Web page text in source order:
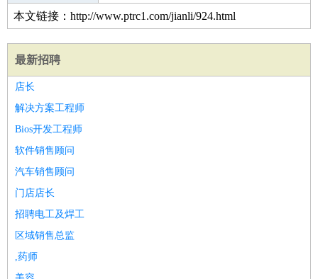
本文链接：http://www.ptrc1.com/jianli/924.html
最新招聘
店长
解决方案工程师
Bios开发工程师
软件销售顾问
汽车销售顾问
门店店长
招聘电工及焊工
区域销售总监
,药师